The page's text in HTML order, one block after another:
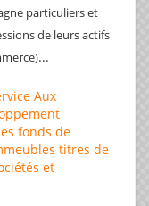
particuliers et
de leurs actifs
...
Aux
fonds de
titres de
et